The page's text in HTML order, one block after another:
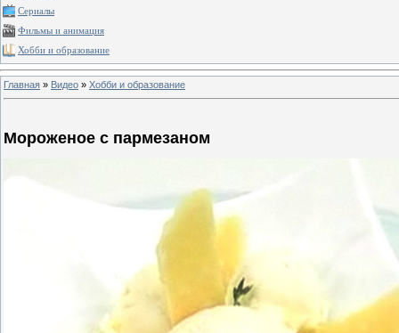
Сериалы
Фильмы и анимация
Хобби и образование
Главная » Видео » Хобби и образование
Мороженое с пармезаном